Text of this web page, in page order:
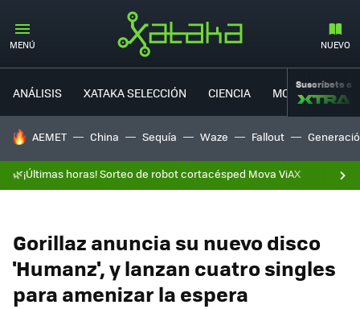
MENÚ NUEVO
ANÁLISIS XATAKA SELECCIÓN CIENCIA MOVILIDAD
Suscríbete a
HOY SE HABLA DE
AEMET China Sequía Waze Fallout
🌿¡Últimas horas! Sorteo de robot cortacésped Mova ViAX
Gorillaz anuncia su nuevo disco
'Humanz', y lanzan cuatro singles
para amenizar la espera